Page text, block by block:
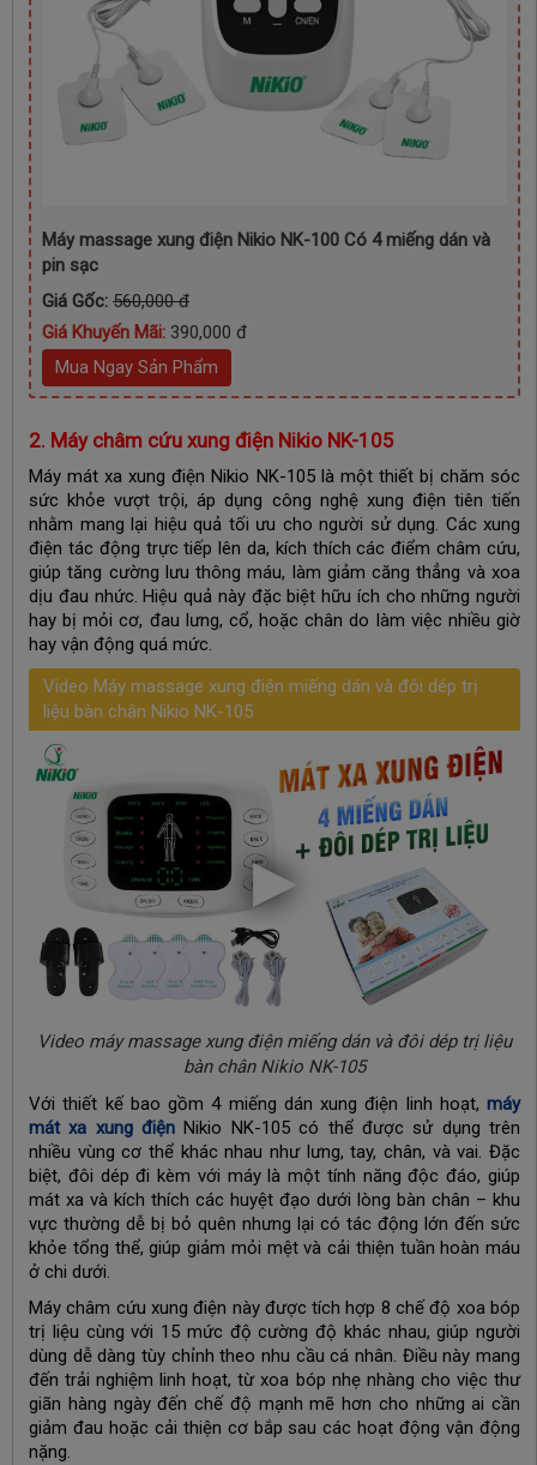
Máy massage xung điện Nikio NK-100 Có 4 miếng dán và
pin sạc
Giá Gốc: 560,000 đ
Giá Khuyến Mãi: 390,000 đ
Mua Ngay Sản Phẩm
2. Máy châm cứu xung điện Nikio NK-105
Máy mát xa xung điện Nikio NK-105 là một thiết bị chăm sóc
sức khỏe vượt trội, áp dụng công nghệ xung điện tiên tiến
nhằm mang lại hiệu quả tối ưu cho người sử dụng. Các xung
điện tác động trực tiếp lên da, kích thích các điểm châm cứu,
giúp tăng cường lưu thông máu, làm giảm căng thẳng và xoa
dịu đau nhức. Hiệu quả này đặc biệt hữu ích cho những người
hay bị mỏi cơ, đau lưng, cổ, hoặc chân do làm việc nhiều giờ
hay vận động quá mức.
Video Máy massage xung điện miếng dán và đôi dép trị
liệu bàn chân Nikio NK-105
Video máy massage xung điện miếng dán và đôi dép trị liệu
bàn chân Nikio NK-105
Với thiết kế bao gồm 4 miếng dán xung điện linh hoạt, máy
mát xa xung điện Nikio NK-105 có thể được sử dụng trên
nhiều vùng cơ thể khác nhau như lưng, tay, chân, và vai. Đặc
biệt, đôi dép đi kèm với máy là một tính năng độc đáo, giúp
mát xa và kích thích các huyệt đạo dưới lòng bàn chân – khu
vực thường dễ bị bỏ quên nhưng lại có tác động lớn đến sức
khỏe tổng thể, giúp giảm mỏi mệt và cải thiện tuần hoàn máu
ở chi dưới.
Máy châm cứu xung điện này được tích hợp 8 chế độ xoa bóp
trị liệu cùng với 15 mức độ cường độ khác nhau, giúp người
dùng dễ dàng tùy chỉnh theo nhu cầu cá nhân. Điều này mang
đến trải nghiệm linh hoạt, từ xoa bóp nhẹ nhàng cho việc thư
giãn hàng ngày đến chế độ mạnh mẽ hơn cho những ai cần
giảm đau hoặc cải thiện cơ bắp sau các hoạt động vận động
nặng.